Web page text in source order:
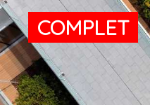
COMPLET